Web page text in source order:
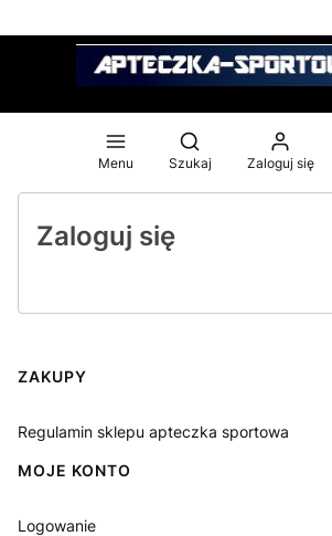
Menu
Otwórz
Szukaj Zaloguj się
Zaloguj się
Linki w stopce
ZAKUPY
Regulamin sklepu apteczka sportowa
MOJE KONTO
Logowanie